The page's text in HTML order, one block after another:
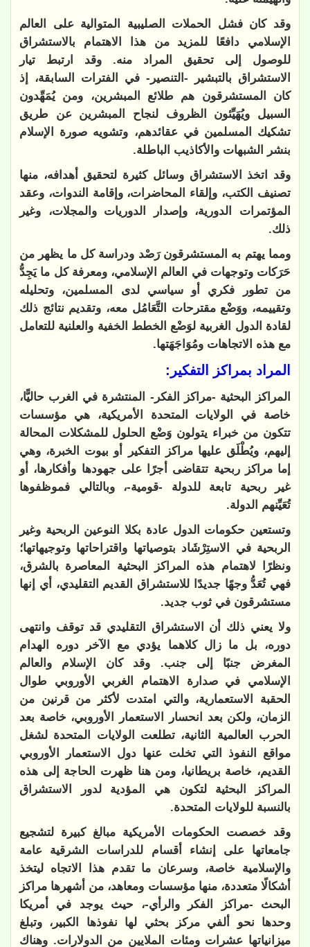
وقد كان فشل الحملات الصليبية المتوالية على العالم
الإسلامي دافعًا للمزيد من هذا الاهتمام بالاستشراق
للوصول إلى تحقيق المراد منه. وقد ارتبط تيار
الاستشراق بالتبشير -التنصير- في الفترات السابقة، إذ
كان المستشرقون هم طلائع المبشرين، ومن يُمَهِّدون
السبيل ويُهَيِّئون الظروف لنجاح المبشرين عن طريق
تشكيك المسلمين في عقائدهم، وتشويه صورة الإسلام
بنشر الشبهات والأكاذيب الباطلة.
وقد اتخذ الاستشراق وسائل كثيرة لتحقيق أهدافه، منها
تصنيف الكتب، وإلقاء المحاضرات، وإقامة الندوات، وعقد
المؤتمرات الدورية، وإصدار الدوريات والمجلات، وغير
ذلك.
ومما يهتم به المستشرقون رَصْد ودراسة كل ما يظهر من
حَرَكات وتوجهات في العالم الإسلامي، ومعرفة كل ما يَجِدُّ
من تطور فكري أو سياسي لدى المسلمين، وتحليله
وتقييمه، ووَضْع مقترحات التَّعَامُل معه، وتقديم نتائج ذلك
لقادة الدول الغربية لوَضْع الخطط الخفية والعلنية للتعامل
مع هذه الاتجاهات ومُوَاجَهَتها.
المراد بمراكز التفكير:
المراكز البحثية -مراكز الفكر- المنتشرة في الغرب حاليًّا،
خاصة في الولايات المتحدة الأمريكية، هي مؤسسات
تتكون من خبراء يتولون وَضْع الحلول للمشكلات المحالة
إليهم، ويُطْلَق عليها مراكز التفكير أو بيوت الخبرة، وهي
إما مراكز ربحية تتقاضى أجرًا على جهودها وأفكارها، أو
غير ربحية تابعة للدولة -قومية-، وبالتالي فموظفوها
تُعَيِّنهم الدولة.
وتستعين حكومات الدول عادة بكلا النوعين الربحية وغير
الربحية في الاستِرْشَاد بتوصياتها واقتراحاتها وتوجيهاتها؛
ونظرًا لاهتمام هذه المراكز البحثية المعاصرة بالشرق،
فهي تُعَدُّ وجهًا جديدًا للاستشراق القديم التقليدي، أي إنها
مستشرقون في ثوب جديد.
ولا يعني ذلك أن الاستشراق التقليدي قد توقف وانتهى
دوره، بل ما زال كلاهما يؤدي مع الآخر دوره الهدام
المغرض جنبًا إلى جنب. وقد كان الإسلام والعالم
الإسلامي في صدارة الاهتمام الغربي الأوروبي طوال
الحقبة الاستعمارية، والتي امتدت لأكثر من قرنين من
الزمان، ولكن بعد انحسار الاستعمار الأوروبي، خاصة بعد
الحرب العالمية الثانية، تطلعت الولايات المتحدة لشغل
مواقع النفوذ التي تخلت عنها دول الاستعمار الأوروبي
القديم، خاصة بريطانيا، ومن هنا ظهرت الحاجة إلى هذه
المراكز البحثية لتكون هي المؤدية لدور الاستشراق
بالنسبة للولايات المتحدة.
وقد خصصت الحكومات الأمريكية مبالغ كبيرة لتشجيع
جامعاتها على إنشاء أقسام للدراسات الشرقية عامة
والإسلامية خاصة، وسرعان ما تقدم هذا الاتجاه ليتخذ
أشكالًا متعددة، منها مؤسسات ومعاهد، من أشهرها مراكز
البحث -مراكز الفكر والرأي-، حيث يوجد في أمريكا
وحدها نحو ألفي مركز بحثي لها نفوذها الكبير، وتبلغ
ميزانياتها عشرات ومئات الملايين من الدولارات. وهناك